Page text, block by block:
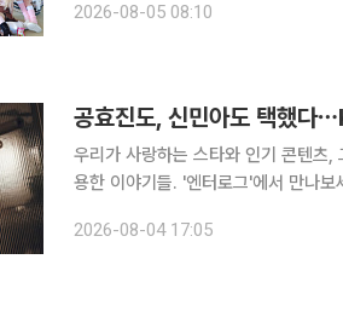
스트먼트가 참여한 시리즈 B 라운드
2026-08-05 08:10
공효진도, 신민아도 택했다
우리가 사랑하는 스타와 인기 콘텐츠
용한 이야기들. '엔터로그'에서 만나보세요. 요즘 드라마를 보다 보면 낯익은 제목을
서비스(OTT)의 주요 기대작 상당수
2026-08-04 17:05